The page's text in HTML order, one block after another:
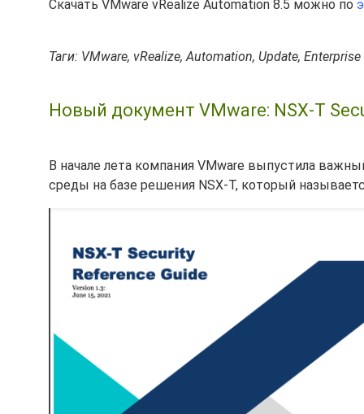
Скачать VMware vRealize Automation 8.5 можно по
Таги: VMware, vRealize, Automation, Update, Enterprise
Новый документ VMware: NSX-T
В начале лета компания VMware выпустила
среды на базе решения NSX-T, который